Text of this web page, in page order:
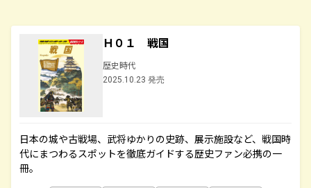
Ｈ０１ 戦国
歴史時代
2025.10.23 発売
日本の城や古戦場、武将ゆかりの史跡、展示施設など、戦国時
代にまつわるスポットを徹底ガイドする歴史ファン必携の一
冊。